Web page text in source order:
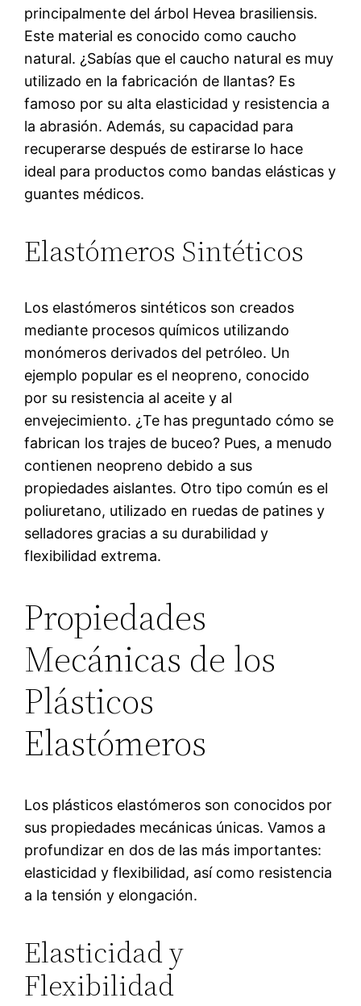
principalmente del árbol Hevea brasiliensis.
Este material es conocido como caucho
natural. ¿Sabías que el caucho natural es muy
utilizado en la fabricación de llantas? Es
famoso por su alta elasticidad y resistencia a
la abrasión. Además, su capacidad para
recuperarse después de estirarse lo hace
ideal para productos como bandas elásticas y
guantes médicos.
Elastómeros Sintéticos
Los elastómeros sintéticos son creados
mediante procesos químicos utilizando
monómeros derivados del petróleo. Un
ejemplo popular es el neopreno, conocido
por su resistencia al aceite y al
envejecimiento. ¿Te has preguntado cómo se
fabrican los trajes de buceo? Pues, a menudo
contienen neopreno debido a sus
propiedades aislantes. Otro tipo común es el
poliuretano, utilizado en ruedas de patines y
selladores gracias a su durabilidad y
flexibilidad extrema.
Propiedades
Mecánicas de los
Plásticos
Elastómeros
Los plásticos elastómeros son conocidos por
sus propiedades mecánicas únicas. Vamos a
profundizar en dos de las más importantes:
elasticidad y flexibilidad, así como resistencia
a la tensión y elongación.
Elasticidad y
Flexibilidad